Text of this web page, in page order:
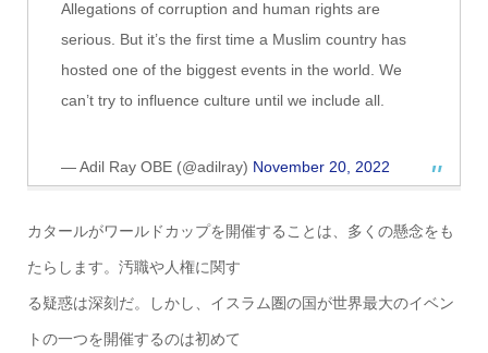
Allegations of corruption and human rights are
serious. But it’s the first time a Muslim country has
hosted one of the biggest events in the world. We
can’t try to influence culture until we include all.
— Adil Ray OBE (@adilray) November 20, 2022
カタールがワールドカップを開催することは、多くの懸念をも
たらします。汚職や人権に関す
る疑惑は深刻だ。しかし、イスラム圏の国が世界最大のイベン
トの一つを開催するのは初めて